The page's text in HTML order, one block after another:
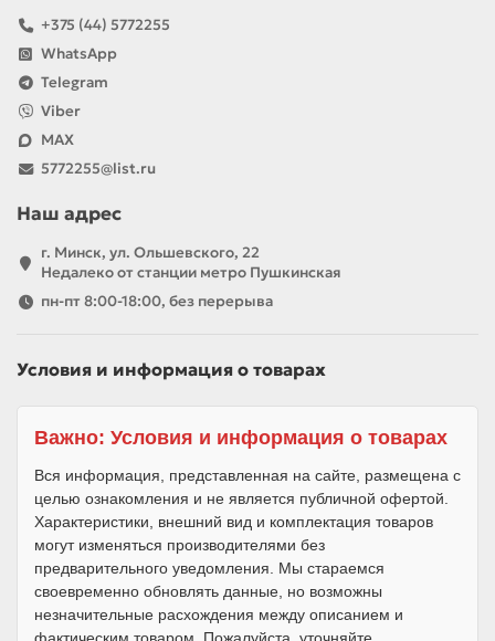
+375 (44) 5772255
WhatsApp
Telegram
Viber
MAX
5772255@list.ru
Наш адрес
г. Минск, ул. Ольшевского, 22
Недалеко от станции метро Пушкинская
пн-пт 8:00-18:00, без перерыва
Условия и информация о товарах
Важно: Условия и информация о товарах
Вся информация, представленная на сайте, размещена с
целью ознакомления и не является публичной офертой.
Характеристики, внешний вид и комплектация товаров
могут изменяться производителями без
предварительного уведомления. Мы стараемся
своевременно обновлять данные, но возможны
незначительные расхождения между описанием и